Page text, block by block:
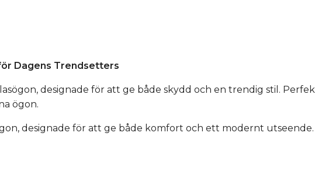
Dagens Trendsetters
designade för att ge både skydd och en trendig stil.
ögon.
designade för att ge både komfort och ett modernt